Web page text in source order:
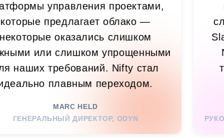
управления проектами,
предлагает облако —
оказались слишком
слишком упрощенными
требований. Nifty стал
плавным переходом.
MARC HELD
ДИРЕКТОР, ODYN
Slack,
Nifty